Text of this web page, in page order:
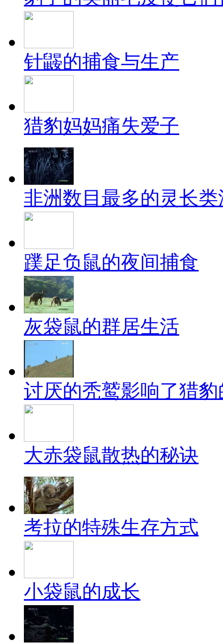
针鼹的捕食与生产
猎豹妈妈痛失爱子
非洲数目最多的灵长
蹼足负鼠的夜间捕食
灰袋鼠的群居生活
讨厌的秃鹫影响了猎
大赤袋鼠散热的秘诀
考拉的特殊生存方式
小袋鼠的成长